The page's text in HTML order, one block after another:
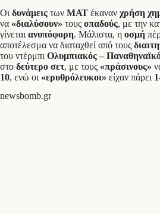
Οι δυνάμεις των ΜΑΤ έκαναν χρήση
να «διαλύσουν» τους οπαδούς, με την
γίνεται ανυπόφορη. Μάλιστα, η οσμή
αποτέλεσμα να διαταχθεί από τους
του ντέρμπι Ολυμπιακός –
στο δεύτερο σετ, με τους «πράσινους»
10, ενώ οι «ερυθρόλευκοι» είχαν πάρει
newsbomb.gr